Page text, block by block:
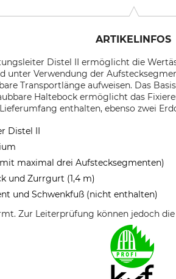
ARTIKELINFOS
Distel II ermöglicht die
unter Verwendung der
Transportlänge aufweisen. Das
Haltebock ermöglicht das
enthalten, ebenso zwei
Distel II
maximal drei Aufstecksegmenten)
und Zurrgurt (1,4 m)
und Schwenkfuß (nicht enthalten)
Zur Leiterprüfung können jedoch die